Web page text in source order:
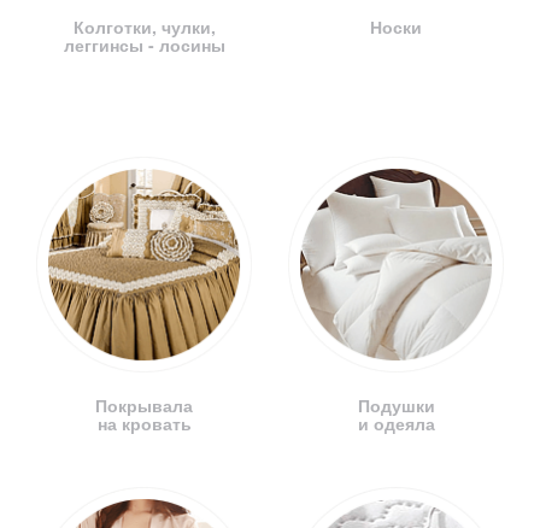
Колготки, чулки,
леггинсы - лосины
Носки
Покрывала
на кровать
Подушки
и одеяла